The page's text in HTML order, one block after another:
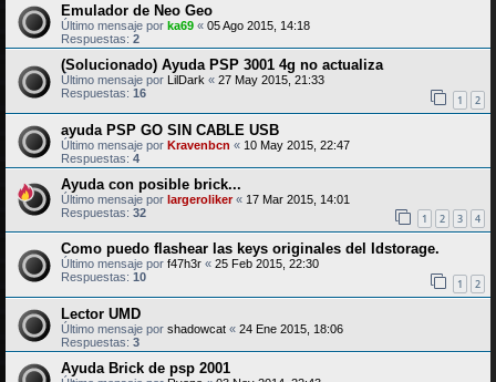
Emulador de Neo Geo
Último mensaje por ka69 « 05 Ago 2015, 14:18
Respuestas: 2
(Solucionado) Ayuda PSP 3001 4g no actualiza
Último mensaje por LilDark « 27 May 2015, 21:33
Respuestas: 16 1 2
ayuda PSP GO SIN CABLE USB
Último mensaje por Kravenbcn « 10 May 2015, 22:47
Respuestas: 4
Ayuda con posible brick...
Último mensaje por largeroliker« 17 Mar 2015, 14:01
Respuestas: 32 1 2 3 4
Como puedo flashear las keys originales del Idstorage.
Último mensaje por f47h3r « 25 Feb 2015, 22:30
Respuestas: 10 1 2
Lector UMD
Último mensaje por shadowcat « 24 Ene 2015, 18:06
Respuestas: 3
Ayuda Brick de psp 2001